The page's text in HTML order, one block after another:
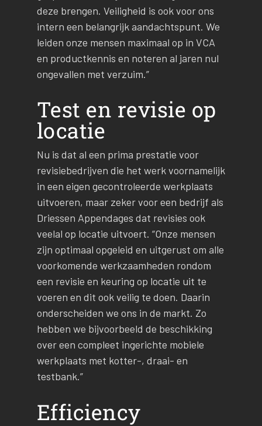
deze brengen. Veiligheid is ook voor ons
intern een belangrijk aandachtspunt. We
leiden onze mensen maximaal op in VCA
en productkennis en noteren al jaren nul
ongevallen met verzuim.”
Test en revisie op
locatie
Nu is dat al een prima prestatie voor
revisiebedrijven die het werk voornamelijk
in een eigen gecontroleerde werkplaats
uitvoeren, maar zeker voor een bedrijf als
Driessen Appendages dat revisies ook
veelal op locatie uitvoert. “Onze mensen
zijn optimaal opgeleid en uitgerust om alle
voorkomende werkzaamheden rondom
een revisie en keuring op locatie uit te
voeren en dit ook veilig te doen. Daarin
onderscheiden we ons in de markt. Zo
hebben we bijvoorbeeld de beschikking
over een compleet ingerichte mobiele
werkplaats met kotter-, draai- en
testbank.”
Efficiency